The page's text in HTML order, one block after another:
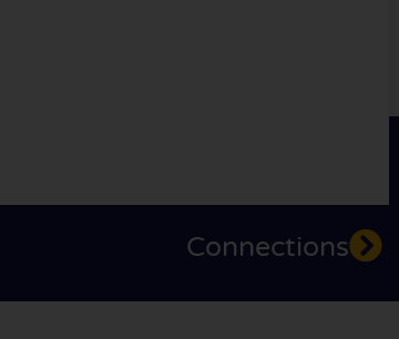
Connections